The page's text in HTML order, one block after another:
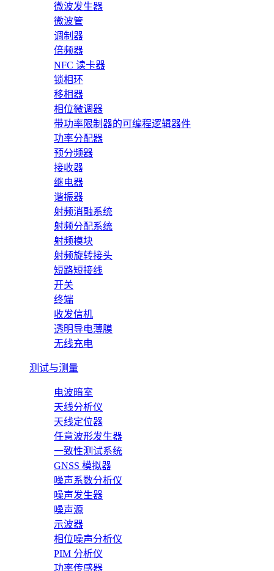
微波发生器
微波管
调制器
倍频器
NFC 读卡器
锁相环
移相器
相位微调器
带功率限制器的可编程逻辑器件
功率分配器
预分频器
接收器
继电器
谐振器
射频消融系统
射频分配系统
射频模块
射频旋转接头
短路短接线
开关
终端
收发信机
透明导电薄膜
无线充电
测试与测量
电波暗室
天线分析仪
天线定位器
任意波形发生器
一致性测试系统
GNSS 模拟器
噪声系数分析仪
噪声发生器
噪声源
示波器
相位噪声分析仪
PIM 分析仪
功率传感器